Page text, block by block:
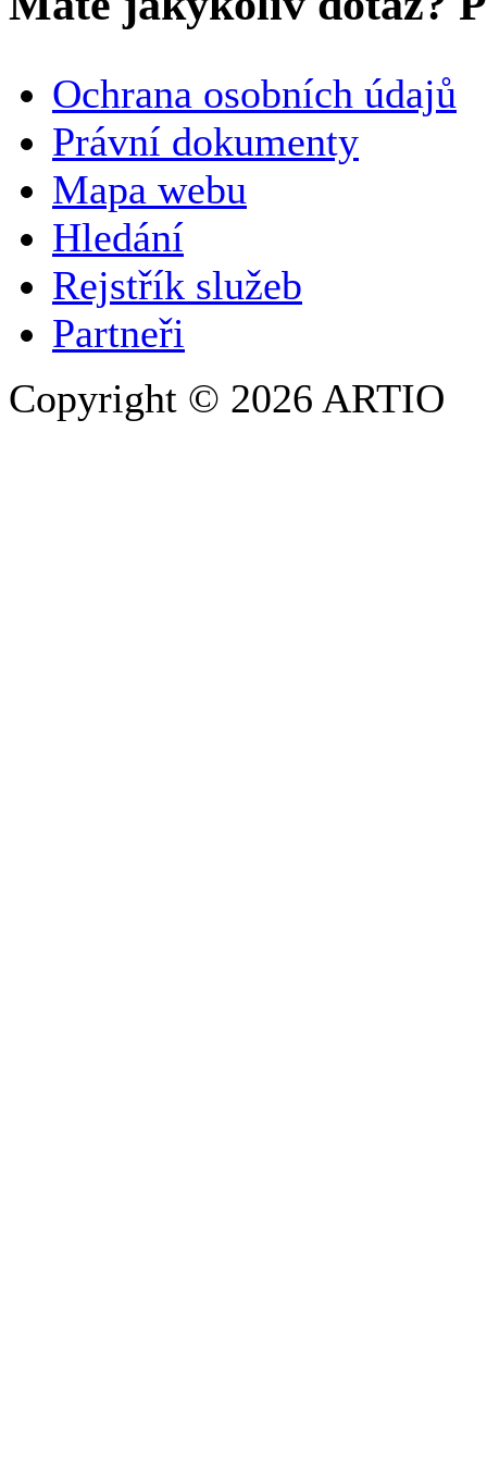
SPOLEČNOST / ORGANIZACE
E-MAILOVÁ ADRESA
TELEFON
Ochrana osobních údajů
Právní dokumenty
Mapa webu
Hledání
Rejstřík služeb
Partneři
Copyright © 2026 ARTIO